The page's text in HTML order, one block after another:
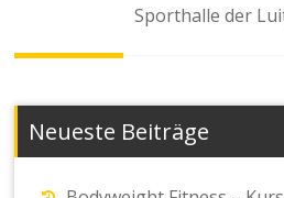
Sporthalle der
Neueste Beiträge